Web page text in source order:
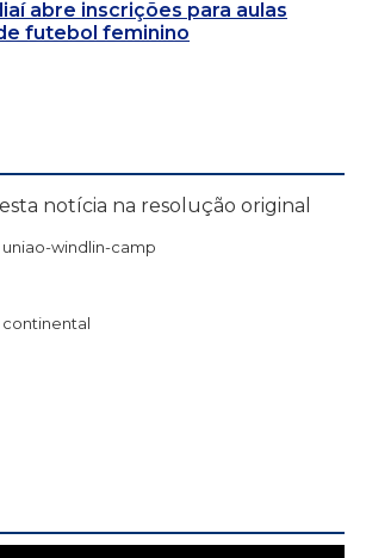
abre inscrições para aulas
futebol feminino
notícia na resolução original
uniao-windlin-camp
continental